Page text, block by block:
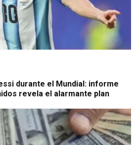
durante el Mundial: informe
revela el alarmante plan